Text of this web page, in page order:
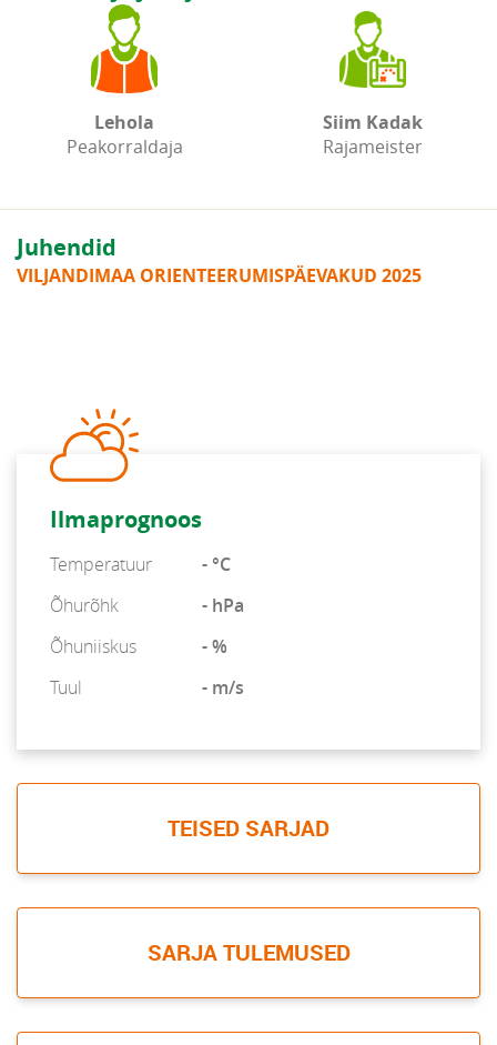
Lehola
Peakorraldaja
Siim Kadak
Rajameister
Juhendid
VILJANDIMAA ORIENTEERUMISPÄEVAKUD 2025
Ilmaprognoos
Temperatuur
- °C
Õhurõhk
- hPa
Õhuniiskus
- %
Tuul
- m/s
TEISED SARJAD
SARJA TULEMUSED